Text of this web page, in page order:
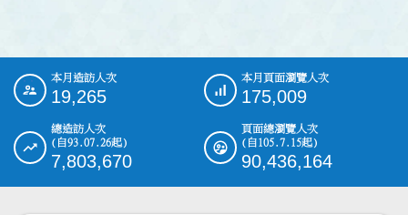
::: 本月造訪人次
19,265
本月頁面瀏覽人次
175,009
總造訪人次
(自93.07.26起)
7,803,670
頁面總瀏覽人次
(自105.7.15起)
90,436,164